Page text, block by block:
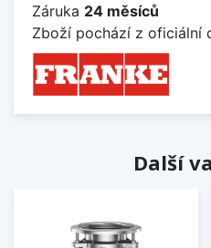
Záruka 24 měsíců
Zboží pochází z oficiální
Další